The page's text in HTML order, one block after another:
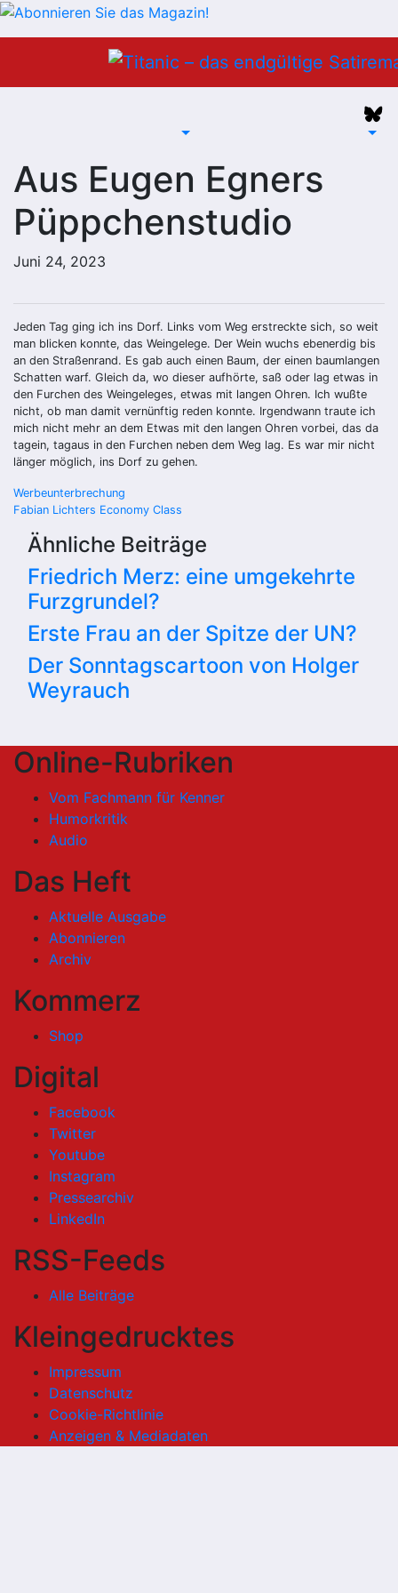
Aus Eugen Egners
Püppchenstudio
Juni 24, 2023
Jeden Tag ging ich ins Dorf. Links vom Weg erstreckte sich, so weit
man blicken konnte, das Weingelege. Der Wein wuchs ebenerdig bis
an den Straßenrand. Es gab auch einen Baum, der einen baumlangen
Schatten warf. Gleich da, wo dieser aufhörte, saß oder lag etwas in
den Furchen des Weingeleges, etwas mit langen Ohren. Ich wußte
nicht, ob man damit vernünftig reden konnte. Irgendwann traute ich
mich nicht mehr an dem Etwas mit den langen Ohren vorbei, das da
tagein, tagaus in den Furchen neben dem Weg lag. Es war mir nicht
länger möglich, ins Dorf zu gehen.
Beitragsnavigation
Werbeunterbrechung
Fabian Lichters Economy Class
Ähnliche Beiträge
Friedrich Merz: eine umgekehrte
Furzgrundel?
Erste Frau an der Spitze der UN?
Der Sonntagscartoon von Holger
Weyrauch
Online-Rubriken
Vom Fachmann für Kenner
Humorkritik
Audio
Das Heft
Aktuelle Ausgabe
Abonnieren
Archiv
Kommerz
Shop
Digital
Facebook
Twitter
Youtube
Instagram
Pressearchiv
LinkedIn
RSS-Feeds
Alle Beiträge
Kleingedrucktes
Impressum
Datenschutz
Cookie-Richtlinie
Anzeigen & Mediadaten